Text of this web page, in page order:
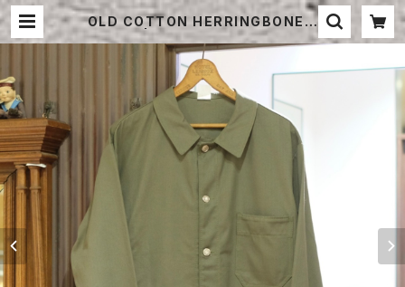
OLD COTTON HERRINGBONE J
ACKET | STRAYSHEEP ONLINE